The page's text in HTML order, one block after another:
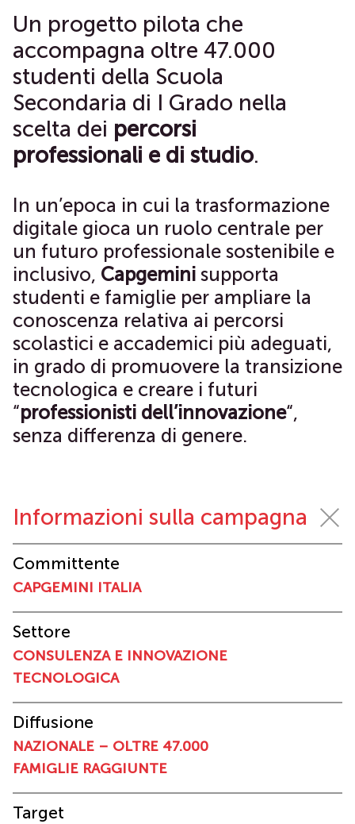
Un progetto pilota che
accompagna oltre 47.000
studenti della Scuola
Secondaria di I Grado nella
scelta dei percorsi
professionali e di studio.
In un’epoca in cui la trasformazione
digitale gioca un ruolo centrale per
un futuro professionale sostenibile e
inclusivo, Capgemini supporta
studenti e famiglie per ampliare la
conoscenza relativa ai percorsi
scolastici e accademici più adeguati,
in grado di promuovere la transizione
tecnologica e creare i futuri
“professionisti dell’innovazione“,
senza differenza di genere.
Informazioni sulla campagna
Committente
CAPGEMINI ITALIA
Settore
CONSULENZA E INNOVAZIONE
TECNOLOGICA
Diffusione
NAZIONALE – OLTRE 47.000
FAMIGLIE RAGGIUNTE
Target